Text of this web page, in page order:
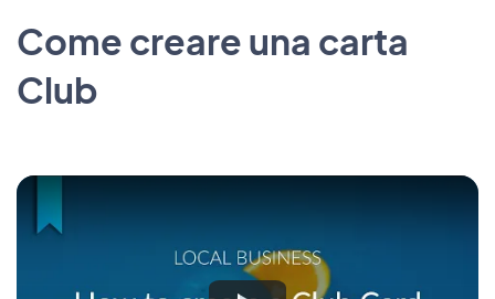
Come creare una carta
Club